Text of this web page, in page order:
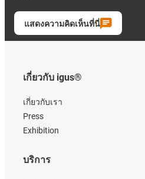
แสดงความคิดเห็นที่นี่
เกี่ยวกับ igus®
เกี่ยวกับเรา
Press
Exhibition
บริการ